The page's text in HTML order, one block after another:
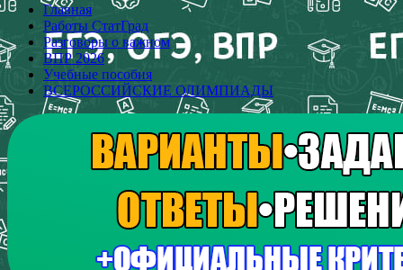
Главная
Работы СтатГрад
Разговоры о важном
ВПР 2026
Учебные пособия
ВСЕРОССИЙСКИЕ ОЛИМПИАДЫ